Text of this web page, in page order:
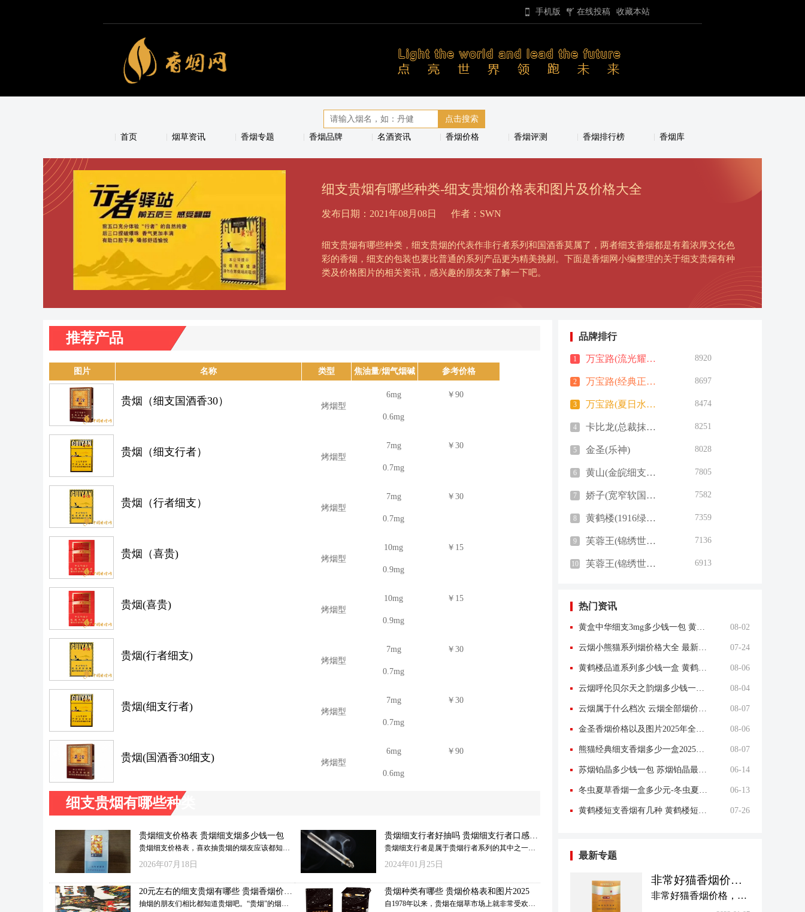
手机版 在线投稿 收藏本站
首页 烟草资讯 香烟专题 香烟品牌 名酒资讯 香烟价格 香烟评测 香烟排行榜 香烟库
细支贵烟有哪些种类-细支贵烟价格表和图片及价格大全
发布日期：2021年08月08日 作者：SWN
细支贵烟有哪些种类，细支贵烟的代表作非行者系列和国酒香莫属了，两者细支香烟都是有着浓厚文化色
彩的香烟，细支的包装也要比普通的系列产品更为精美挑剔。下面是香烟网小编整理的关于细支贵烟有种
类及价格图片的相关资讯，感兴趣的朋友来了解一下吧。
推荐产品
图片 名称 类型
焦油量/烟气烟碱
量
参考价格
贵烟（细支国酒香30） 烤烟型
6mg
0.6mg
￥90
贵烟（细支行者） 烤烟型
7mg
0.7mg
￥30
贵烟（行者细支） 烤烟型
7mg
0.7mg
￥30
贵烟（喜贵) 烤烟型
10mg
0.9mg
￥15
贵烟(喜贵) 烤烟型
10mg
0.9mg
￥15
贵烟(行者细支) 烤烟型
7mg
0.7mg
￥30
贵烟(细支行者) 烤烟型
7mg
0.7mg
￥30
贵烟(国酒香30细支) 烤烟型
6mg
0.6mg
￥90
细支贵烟有哪些种类
贵烟细支价格表 贵烟细支烟多少钱一包
贵烟细支价格表，喜欢抽贵烟的烟友应该都知道
贵烟有很多系列产品，同时贵烟也是主打高端卷
的喜爱，随着细支香烟的市场需求越来越大，贵
烟也出了几款细支烟，性价比都很不错，那么贵
烟细支都是多少钱呢，下面一起来看看贵烟细支
2026年07月18日
贵烟细支行者好抽吗 贵烟细支行者口感测
评
贵烟细支行者是属于贵烟行者系列的其中之一，
也是非常出彩的香烟。以经典的贵烟口感作为基
喜爱，所以近几年来销量一直很不错。那么贵烟
细支行者好抽吗 贵烟细支行者口感测评是怎么样
的呢?下面小编带大家了解一下。
2024年01月25日
20元左右的细支贵烟有哪些 贵烟香烟价格
图标一览
抽烟的朋友们相比都知道贵烟吧。“贵烟”的烟叶
贵烟种类有哪些 贵烟价格表和图片2025
自1978年以来，贵烟在烟草市场上就非常受欢
品牌排行
1 万宝路(流光耀金钛金版) 8920
2 万宝路(经典正红钛金版) 8697
3 万宝路(夏日水蜜桃双爆日税版) 8474
4 卡比龙(总裁抹茶绿日版) 8251
5 金圣(乐神) 8028
6 黄山(金皖细支玫瑰爆珠) 7805
7 娇子(宽窄软国宝) 7582
8 黄鹤楼(1916绿1mg) 7359
9 芙蓉王(锦绣世纪黑3mg) 7136
10 芙蓉王(锦绣世纪红5mg) 6913
热门资讯
黄盒中华细支3mg多少钱一包 黄盒中华细支3mg香烟价格查询 08-02
云烟小熊猫系列烟价格大全 最新云烟小熊猫图片报价 07-24
黄鹤楼品道系列多少钱一盒 黄鹤楼品道系列香烟价格表图片 08-06
云烟呼伦贝尔天之韵烟多少钱一盒中支价格 08-04
云烟属于什么档次 云烟全部烟价格表大全 08-07
金圣香烟价格以及图片2025年全部价格 08-06
熊猫经典细支香烟多少一盒2025新款 08-07
苏烟铂晶多少钱一包 苏烟铂晶最新价格 06-14
冬虫夏草香烟一盒多少元-冬虫夏草香烟一盒多少元2025最新价格 06-13
黄鹤楼短支香烟有几种 黄鹤楼短支香烟价格一览表 07-26
最新专题
非常好猫香烟价格-
非常好猫香烟价格
非常好猫香烟价格，好